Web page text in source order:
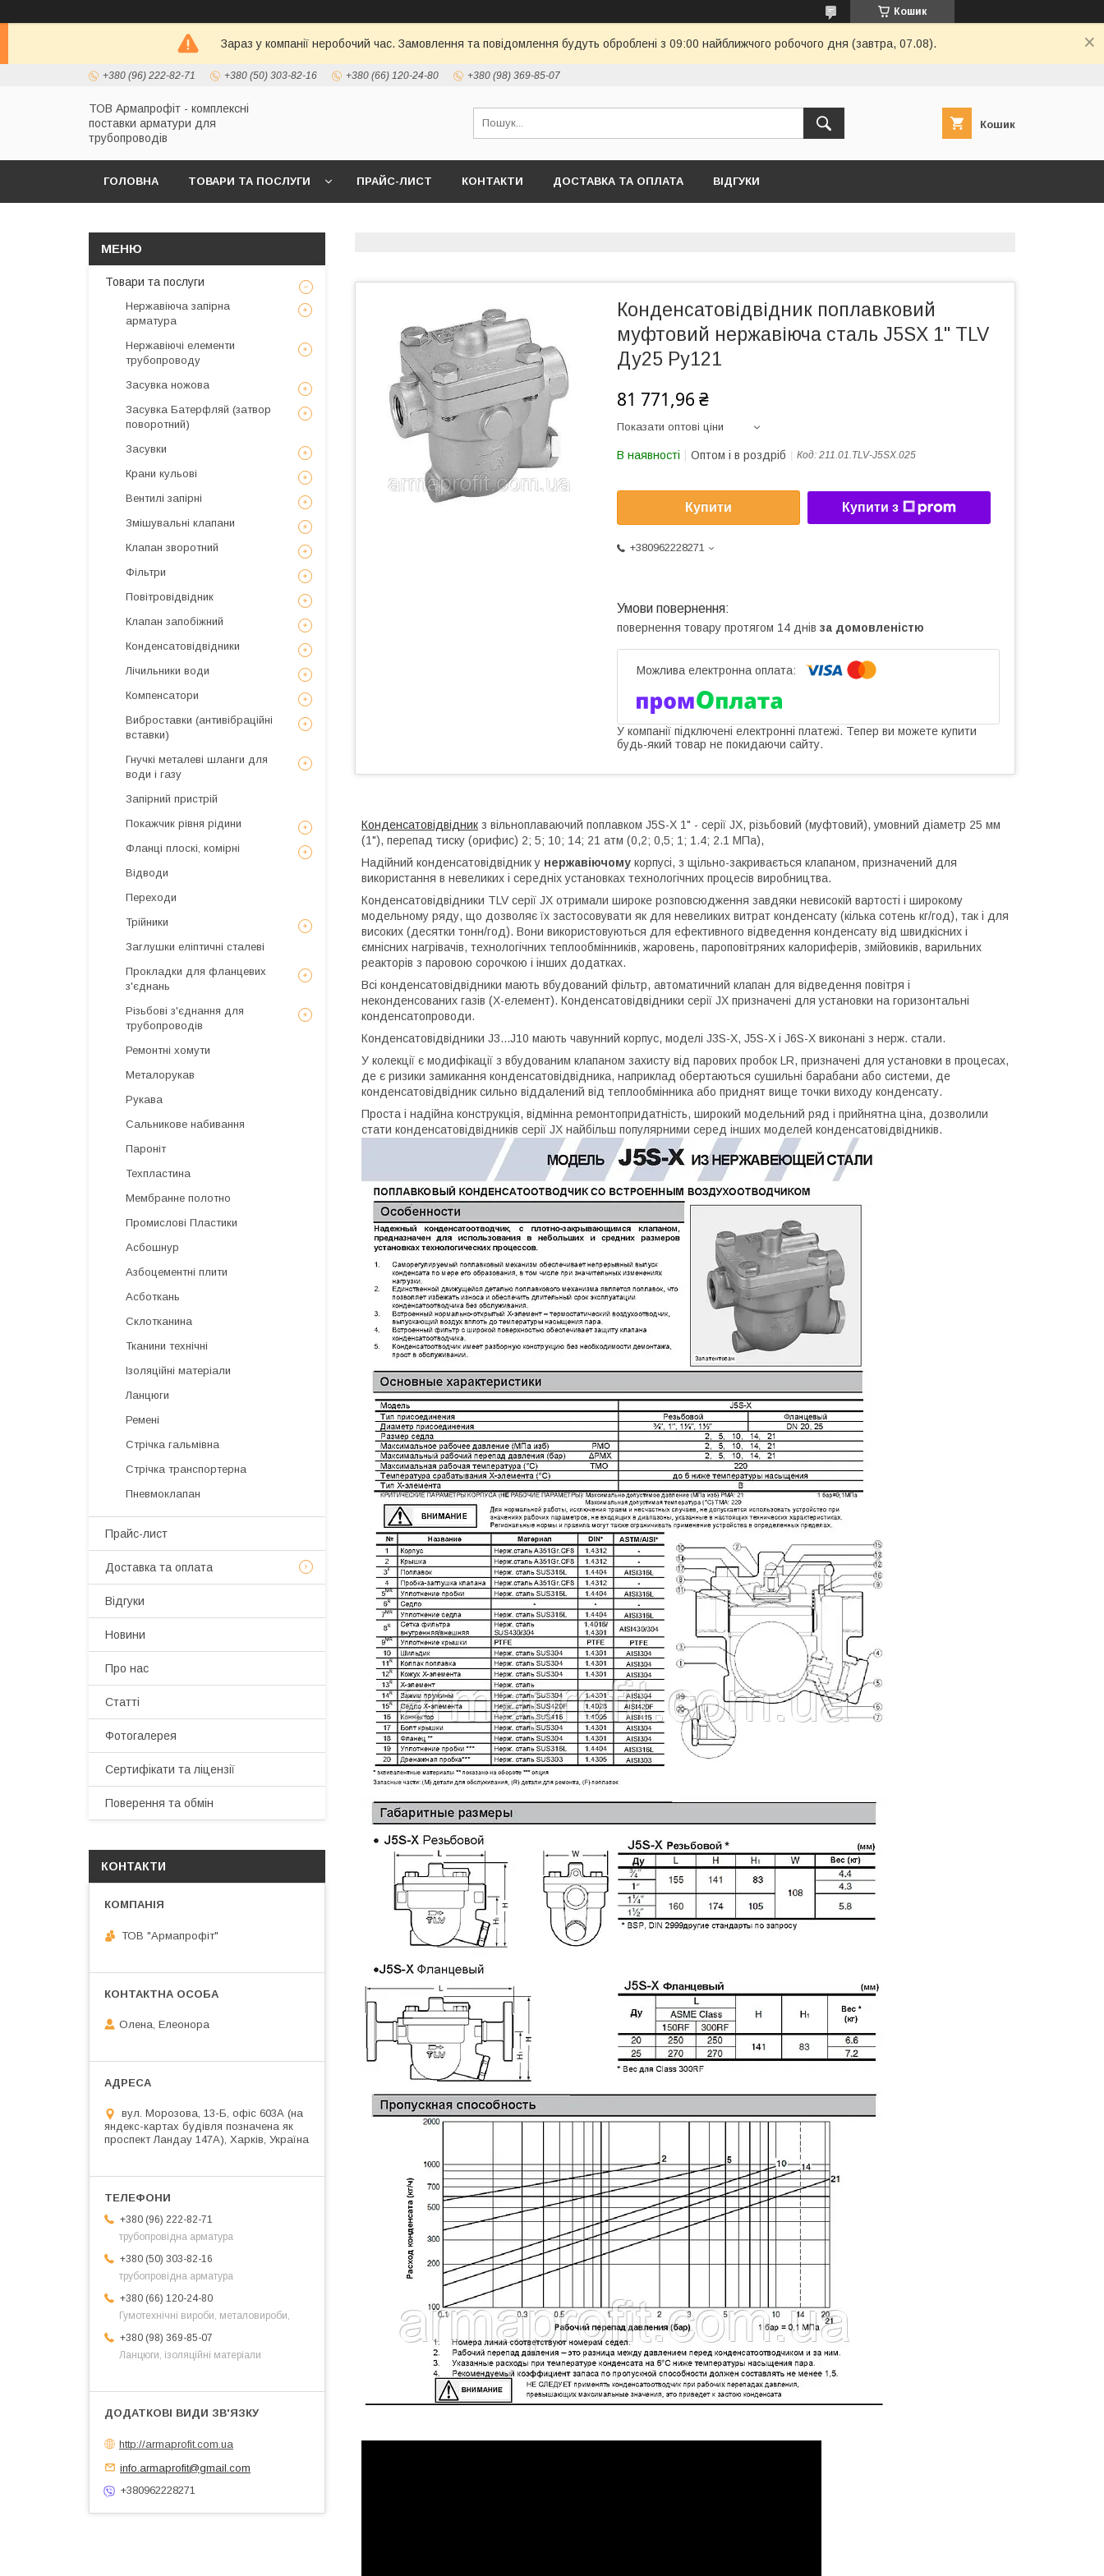
Кошик
Зараз у компанії неробочий час. Замовлення та повідомлення будуть оброблені з 09:00 найближчого робочого дня (завтра, 07.08).
+380 (96) 222-82-71 +380 (50) 303-82-16 +380 (66) 120-24-80 +380 (98) 369-85-07
ТОВ Армапрофіт - комплексні
поставки арматури для
трубопроводів
Кошик
ГОЛОВНА ТОВАРИ ТА ПОСЛУГИ ПРАЙС-ЛИСТ КОНТАКТИ ДОСТАВКА ТА ОПЛАТА ВІДГУКИ
Конденсатовідвідник поплавковий
муфтовий нержавіюча сталь J5SX 1" TLV
Ду25 Ру121
81 771,96 ₴
Показати оптові ціни
В наявності Оптом і в роздріб Код: 211.01.TLV-J5SX.025
Купити Купити з
+380962228271
повернення товару протягом 14 днів за домовленістю
У компанії підключені електронні платежі. Тепер ви можете купити
будь-який товар не покидаючи сайту.
Конденсатовідвідник з вільноплаваючий поплавком J5S-X 1" - серії JX, різьбовий (муфтовий), умовний діаметр 25 мм
(1"), перепад тиску (орифис) 2; 5; 10; 14; 21 атм (0,2; 0,5; 1; 1.4; 2.1 МПа),
Надійний конденсатовідвідник у нержавіючому корпусі, з щільно-закривається клапаном, призначений для
використання в невеликих і середніх установках технологічних процесів виробництва.
Конденсатовідвідники TLV серії JX отримали широке розповсюдження завдяки невисокій вартості і широкому
модельному ряду, що дозволяє їх застосовувати як для невеликих витрат конденсату (кілька сотень кг/год), так і для
високих (десятки тонн/год). Вони використовуються для ефективного відведення конденсату від швидкісних і
ємнісних нагрівачів, технологічних теплообмінників, жаровень, пароповітряних калориферів, змійовиків, варильних
реакторів з паровою сорочкою і інших додатках.
Всі конденсатовідвідники мають вбудований фільтр, автоматичний клапан для відведення повітря і
неконденсованих газів (Х-елемент). Конденсатовідвідники серії JX призначені для установки на горизонтальні
конденсатопроводи.
Конденсатовідвідники J3...J10 мають чавунний корпус, моделі J3S-X, J5S-X і J6S-X виконані з нерж. стали.
У колекції є модифікації з вбудованим клапаном захисту від парових пробок LR, призначені для установки в процесах,
де є ризики замикання конденсатовідвідника, наприклад обертаються сушильні барабани або системи, де
конденсатовідвідник сильно віддалений від теплообмінника або приднят вище точки виходу конденсату.
Проста і надійна конструкція, відмінна ремонтопридатність, широкий модельний ряд і прийнятна ціна, дозволили
стати конденсатовідвідників серії JX найбільш популярними серед інших моделей конденсатовідвідників.
Товари та послуги
Нержавіюча запірна
арматура
Нержавіючі елементи
трубопроводу
Засувка ножова
Засувка Батерфляй (затвор
поворотний)
Засувки
Крани кульові
Вентилі запірні
Змішувальні клапани
Клапан зворотний
Фільтри
Повітровідвідник
Клапан запобіжний
Конденсатовідвідники
Лічильники води
Компенсатори
Виброставки (антивібраційні
вставки)
Гнучкі металеві шланги для
води і газу
Запірний пристрій
Покажчик рівня рідини
Фланці плоскі, комірні
Відводи
Переходи
Трійники
Заглушки еліптичні сталеві
Прокладки для фланцевих
з'єднань
Різьбові з'єднання для
трубопроводів
Ремонтні хомути
Металорукав
Рукава
Сальникове набивання
Пароніт
Техпластина
Мембранне полотно
Промислові Пластики
Асбошнур
Азбоцементні плити
Асботкань
Склотканина
Тканини технічні
Ізоляційні матеріали
Ланцюги
Ремені
Стрічка гальмівна
Стрічка транспортерна
Пневмоклапан
Прайс-лист
Доставка та оплата
Відгуки
Новини
Про нас
Статті
Фотогалерея
Сертифікати та ліцензії
Поверення та обмін
КОНТАКТИ
ТОВ "Армапрофіт"
Олена, Елеонора
вул. Морозова, 13-Б, офіс 603А (на
яндекс-картах будівля позначена як
проспект Ландау 147А), Харків, Україна
+380 (96) 222-82-71
трубопровідна арматура
+380 (50) 303-82-16
трубопровідна арматура
+380 (66) 120-24-80
Гумотехнічні вироби, металовироби,
+380 (98) 369-85-07
Ланцюги, ізоляційні матеріали
http://armaprofit.com.ua
info.armaprofit@gmail.com
+380962228271